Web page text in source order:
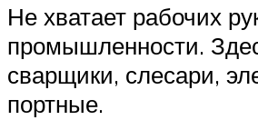
Не хватает рабочих
промышленности.
сварщики, слесари,
портные.